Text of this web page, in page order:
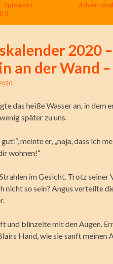
Spieglein
3
2020
an der Wand
das heiße Wasser an, in dem
später zu uns.
meinte er, „naja, dass ich
wohnen!“
im Gesicht. Trotz
nicht so sein? Angus verteilte
und blinzelte mit den Augen.
Hand, wie sie sanft meinen